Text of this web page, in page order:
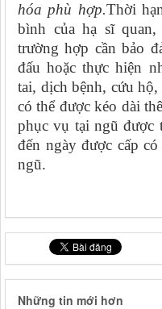
hóa phù hợp.Thời
bình của hạ sĩ
trường hợp cần bảo
đấu hoặc thực hiện
tai, dịch bệnh, cứu
có thể được kéo dài
phục vụ tại ngũ được
đến ngày được cấp
ngũ.
Những tin mới hơn